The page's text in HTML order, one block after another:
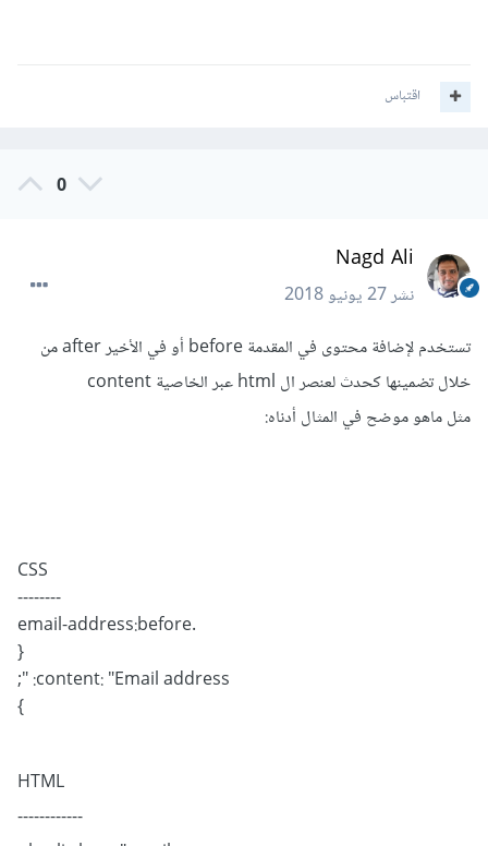
اقتباس
0
Nagd Ali
نشر27 يونيو 2018
تستخدم لإضافة محتوى في المقدمة before أو في الأخير after من
خلال تضمينها كحدث لعنصر ال html عبر الخاصية content
مثل ماهو موضح في المثال أدناه:
CSS
--------
{
content: "Email address: ";
}
HTML
------------